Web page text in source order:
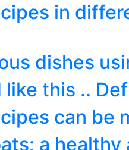
in
dishes
like this ..
can be
a